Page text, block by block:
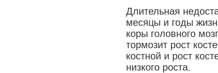
Длительная
месяцы и годы
коры головного
тормозит рост
костной и рост
низкого роста.